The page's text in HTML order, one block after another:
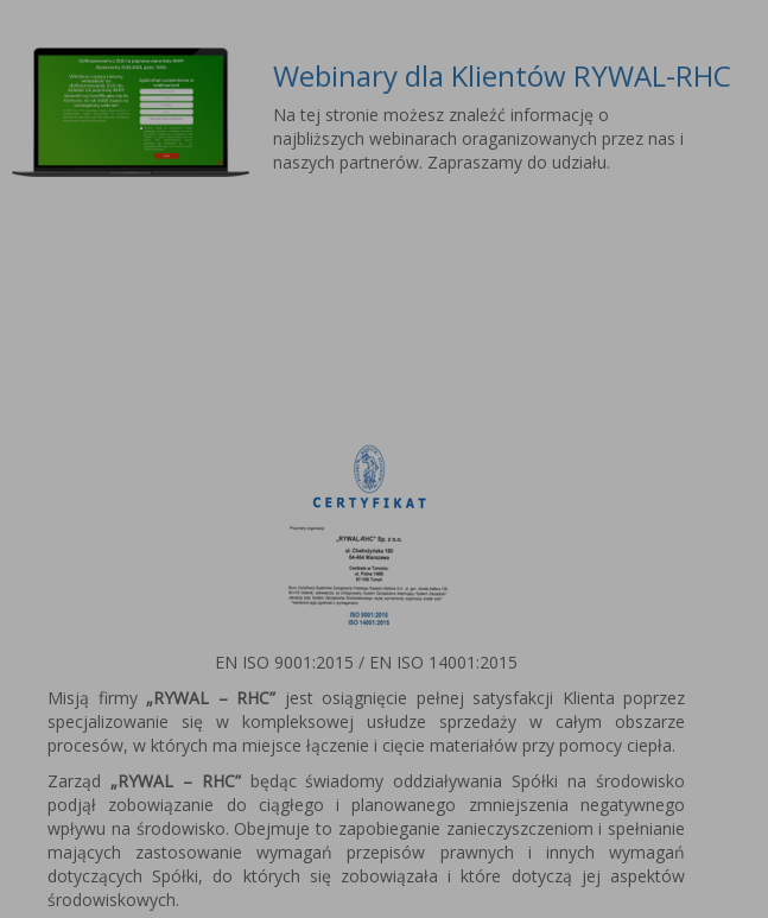
Webinary dla Klientów RYWAL-RHC
Na tej stronie możesz znaleźć informację o
najbliższych webinarach oraganizowanych przez nas i
naszych partnerów. Zapraszamy do udziału.
EN ISO 9001:2015 / EN ISO 14001:2015
Misją firmy „RYWAL – RHC” jest osiągnięcie pełnej satysfakcji Klienta poprzez
specjalizowanie się w kompleksowej usłudze sprzedaży w całym obszarze
procesów, w których ma miejsce łączenie i cięcie materiałów przy pomocy ciepła.
Zarząd „RYWAL – RHC”będąc świadomy oddziaływania Spółki na środowisko
podjął zobowiązanie do ciągłego i planowanego zmniejszenia negatywnego
wpływu na środowisko. Obejmuje to zapobieganie zanieczyszczeniom i spełnianie
mających zastosowanie wymagań przepisów prawnych i innych wymagań
dotyczących Spółki, do których się zobowiązała i które dotyczą jej aspektów
środowiskowych.